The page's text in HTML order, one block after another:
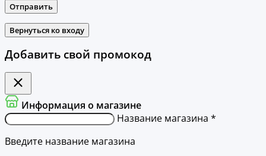
Отправить
Вернуться ко входу
Добавить свой промокод
Информация о магазине
Название магазина *
Введите название магазина